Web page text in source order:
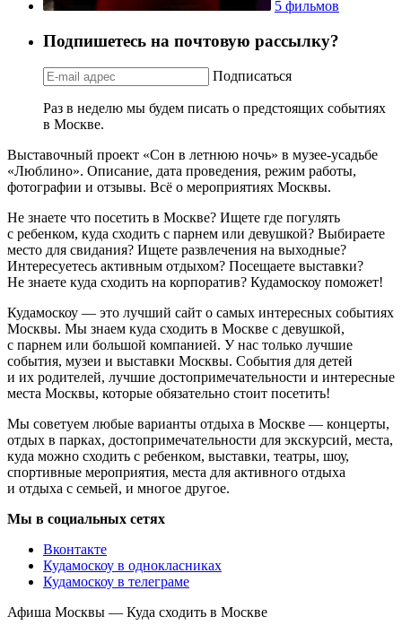
5 фильмов
Подпишетесь на почтовую рассылку?
Подписаться
Раз в неделю мы будем писать о предстоящих событиях
в Москве.
Выставочный проект «Сон в летнюю ночь» в музее-усадьбе
«Люблино». Описание, дата проведения, режим работы,
фотографии и отзывы. Всё о мероприятиях Москвы.
Не знаете что посетить в Москве? Ищете где погулять
с ребенком, куда сходить с парнем или девушкой? Выбираете
место для свидания? Ищете развлечения на выходные?
Интересуетесь активным отдыхом? Посещаете выставки?
Не знаете куда сходить на корпоратив? Кудамоскоу поможет!
Кудамоскоу — это лучший сайт о самых интересных событиях
Москвы. Мы знаем куда сходить в Москве с девушкой,
с парнем или большой компанией. У нас только лучшие
события, музеи и выставки Москвы. События для детей
и их родителей, лучшие достопримечательности и интересные
места Москвы, которые обязательно стоит посетить!
Мы советуем любые варианты отдыха в Москве — концерты,
отдых в парках, достопримечательности для экскурсий, места,
куда можно сходить с ребенком, выставки, театры, шоу,
спортивные мероприятия, места для активного отдыха
и отдыха с семьей, и многое другое.
Мы в социальных сетях
Вконтакте
Кудамоскоу в однокласниках
Кудамоскоу в телеграме
Афиша Москвы — Куда сходить в Москве